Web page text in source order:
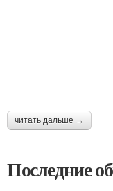
читать дальше →
Последние